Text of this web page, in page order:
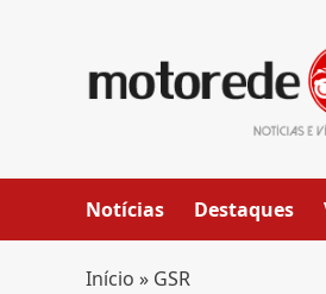
Notícias Destaques
Início » GSR